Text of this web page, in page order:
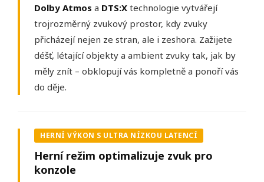
Dolby Atmos a DTS:X technologie vytvářejí
trojrozměrný zvukový prostor, kdy zvuky
přicházejí nejen ze stran, ale i zeshora. Zažijete
déšť, létající objekty a ambient zvuky tak, jak by
měly znít – obklopují vás kompletně a ponoří vás
do děje.
HERNÍ VÝKON S ULTRA NÍZKOU LATENCÍ
Herní režim optimalizuje zvuk pro
konzole